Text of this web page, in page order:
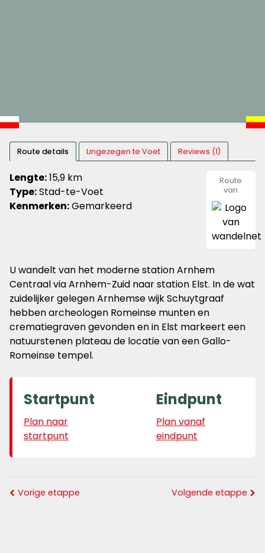
Route details Lingezegen te Voet Reviews (1)
Lengte:15,9 km
Type:Stad-te-Voet
Kenmerken:Gemarkeerd
Route
van
U wandelt van het moderne station Arnhem
Centraal via Arnhem-Zuid naar station Elst. In de wat
zuidelijker gelegen Arnhemse wijk Schuytgraaf
hebben archeologen Romeinse munten en
crematiegraven gevonden en in Elst markeert een
natuurstenen plateau de locatie van een Gallo-
Romeinse tempel.
Startpunt
Plan naar
startpunt
Eindpunt
Plan vanaf
eindpunt
Vorige etappe Volgende etappe